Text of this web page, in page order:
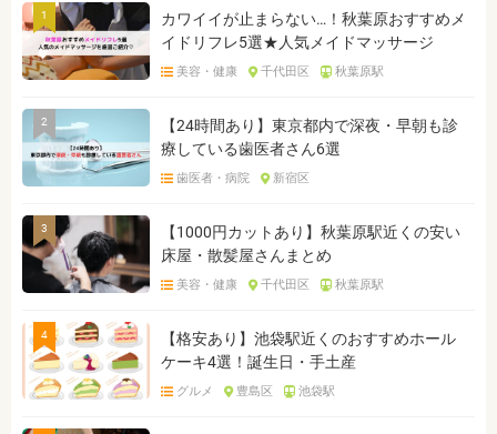
1
カワイイが止まらない…！秋葉原おすすめメ
イドリフレ5選★人気メイドマッサージ
美容・健康 千代田区 秋葉原駅
2
【24時間あり】東京都内で深夜・早朝も診
療している歯医者さん6選
歯医者・病院 新宿区
3
【1000円カットあり】秋葉原駅近くの安い
床屋・散髪屋さんまとめ
美容・健康 千代田区 秋葉原駅
4
【格安あり】池袋駅近くのおすすめホール
ケーキ4選！誕生日・手土産
グルメ 豊島区 池袋駅